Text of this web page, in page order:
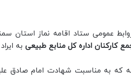
عمومی ستاد اقامه نماز استان سمنان، در روز 25
کارکنان اداره کل منابع طبیعی به
که به مناسبت شهادت امام صادق